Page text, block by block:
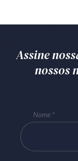
Assine
nossos
Nome